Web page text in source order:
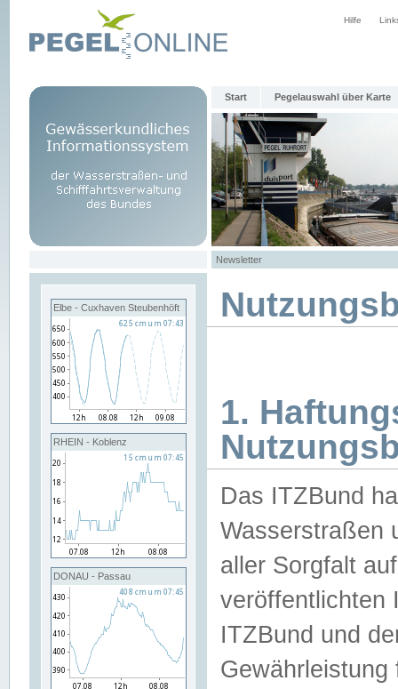
Hilfe
Start Pegelauswahl über Karte
Newsletter
Elbe - Cuxhaven Steubenhöft
RHEIN - Koblenz
DONAU - Passau
1.
Das ITZBund
Wasserstraßen
aller Sorgfalt
veröffentlichten
ITZBund und